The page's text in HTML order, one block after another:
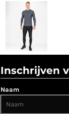
Inschrijven
Naam